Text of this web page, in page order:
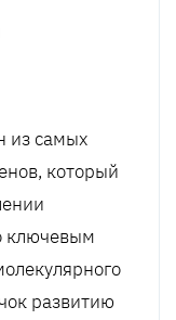
из самых
который
ключевым
развитию